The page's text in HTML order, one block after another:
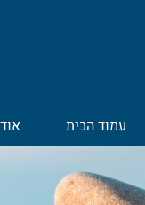
עמוד הבית